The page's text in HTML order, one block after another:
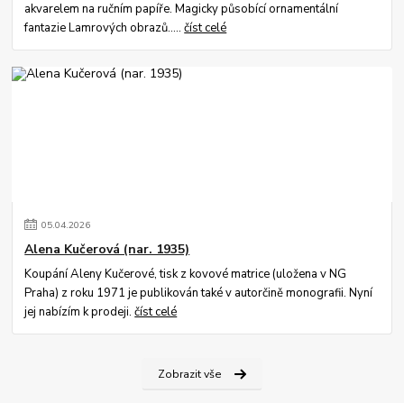
akvarelem na ručním papíře. Magicky působící ornamentální
fantazie Lamrových obrazů.....číst celé
05.04.2026
Alena Kučerová (nar. 1935)
Koupání Aleny Kučerové, tisk z kovové matrice (uložena v NG
Praha) z roku 1971 je publikován také v autorčině monografii. Nyní
jej nabízím k prodeji.číst celé
Zobrazit vše